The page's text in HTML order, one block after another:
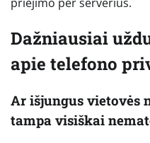
Dažniausiai
apie telefono
Ar išjungus vietovės
tampa visiškai